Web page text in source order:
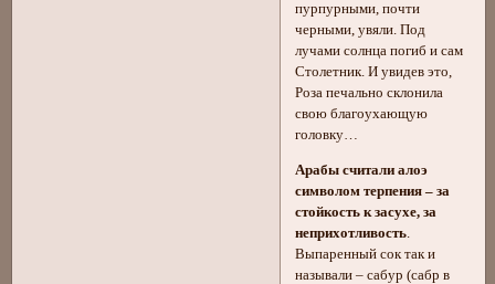
пурпурными, почти
черными, увяли. Под
лучами солнца погиб и сам
Столетник. И увидев это,
Роза печально склонила
свою благоухающую
головку…
Арабы считали алоэ
символом терпения – за
стойкость к засухе, за
неприхотливость
Выпаренный сок так и
называли – сабур (сабр в